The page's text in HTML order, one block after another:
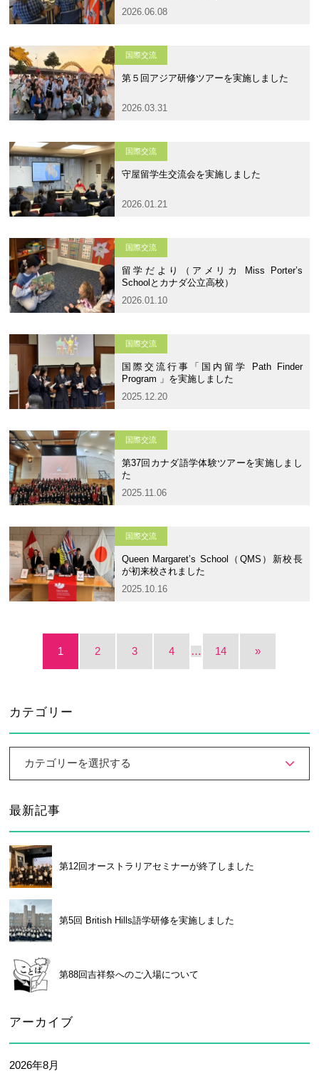
委員会活動・部活動
生徒居住地・通学時間
進路・進学
大学合格実績
卒業生のメッセージ
国際交流
国際交流行事
1年留学の留学先
入試関連情報
募集要項
入試問題 入試Q&A
卒業生及び卒業生保護者の方へ
アクセス
お問い合わせ 個人情報保護について
2026.06.08
国際交流
第５回アジア研修ツアーを実施しました
2026.03.31
国際交流
守屋留学生交流会を実施しました
2026.01.21
国際交流
留学だより（アメリカ Miss Porter’s
Schoolとカナダ公立高校）
2026.01.10
国際交流
国際交流行事「国内留学 Path Finder
Program 」を実施しました
2025.12.20
国際交流
第37回カナダ語学体験ツアーを実施しまし
た
2025.11.06
国際交流
Queen Margaret’s School（QMS）新校長
が初来校されました
2025.10.16
1 2 3 4 … 14 »
カテゴリー
カテゴリーを選択する
最新記事
第12回オーストラリアセミナーが終了しました
第5回 British Hills語学研修を実施しました
第88回吉祥祭へのご入場について
アーカイブ
2026年8月